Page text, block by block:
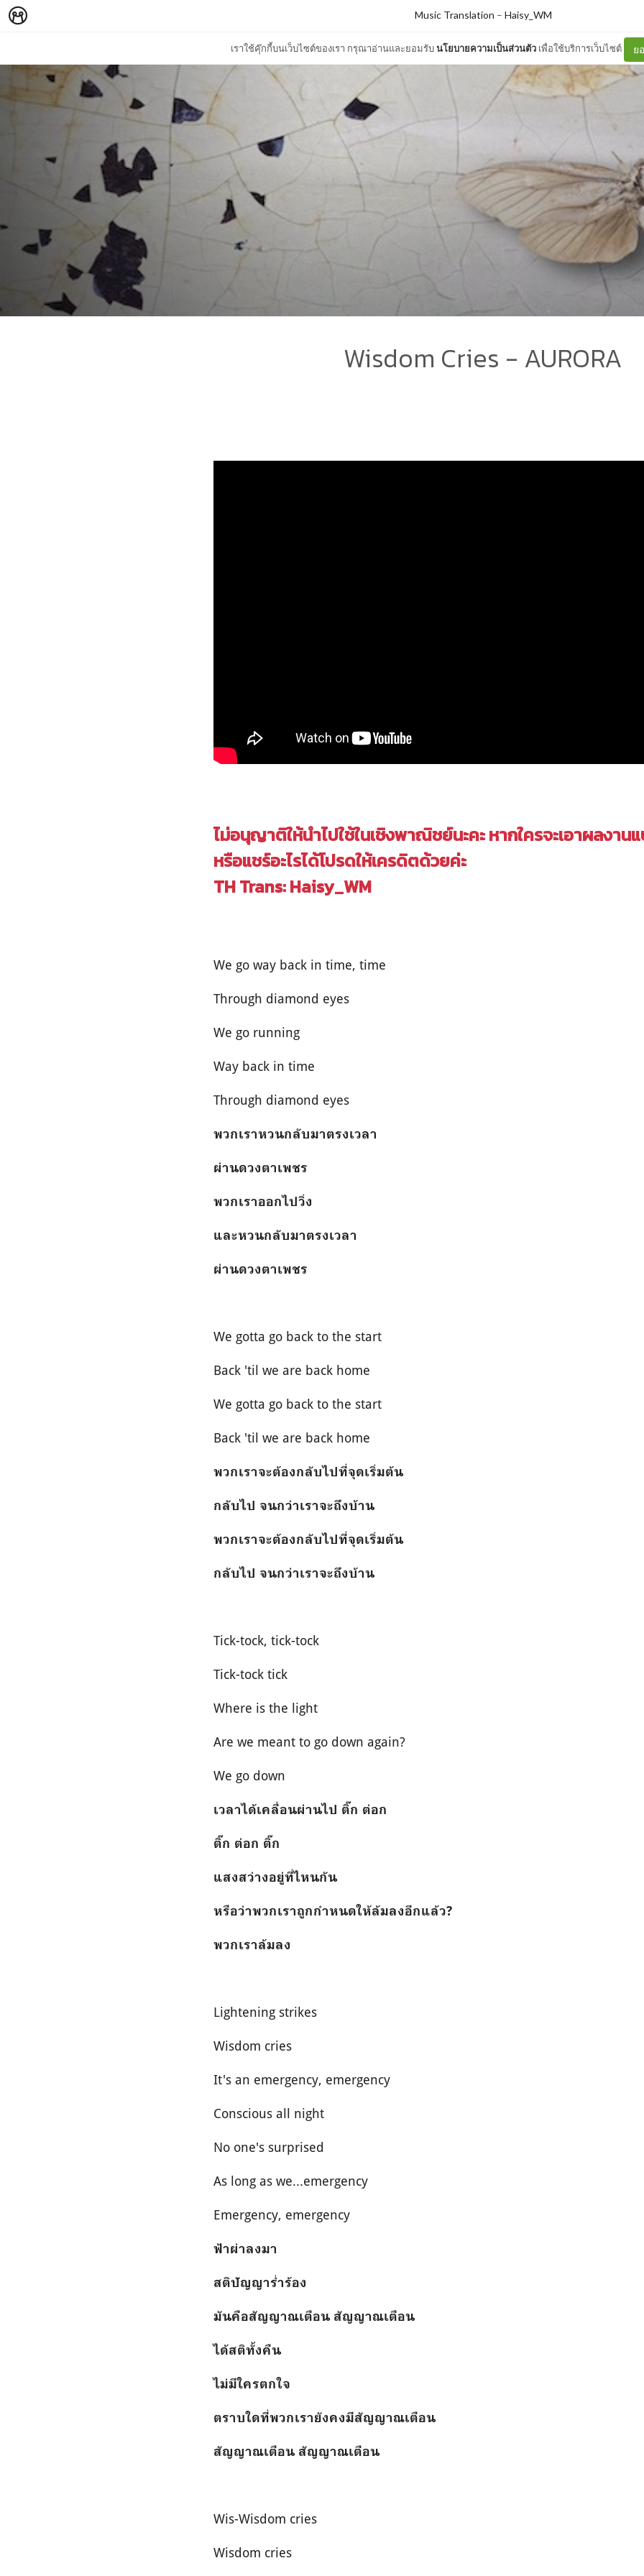
เราใช้คุ๊กกี้บนเว็บไซต์ของเรา กรุณาอ่านและยอมรับนโยบายความเป็นส่วนตัว เพื่อใช้บริการเว็บไซต์ ย
Music Translation – Haisy_WM
Wisdom Cries - AURORA
ไม่อนุญาติให้นำไปใช้ในเชิงพาณิชย์นะคะ หากใครจะเอาผลงาน
หรือแชร์อะไรได้โปรดให้เครดิตด้วยค่ะ
TH Trans: Haisy_WM
We go way back in time, time
Through diamond eyes
We go running
Way back in time
Through diamond eyes
พวกเราหวนกลับมาตรงเวลา
ผ่านดวงตาเพชร
พวกเราออกไปวิ่ง
และหวนกลับมาตรงเวลา
ผ่านดวงตาเพชร
We gotta go back to the start
Back 'til we are back home
We gotta go back to the start
Back 'til we are back home
พวกเราจะต้องกลับไปที่จุดเริ่มต้น
กลับไป จนกว่าเราจะถึงบ้าน
พวกเราจะต้องกลับไปที่จุดเริ่มต้น
กลับไป จนกว่าเราจะถึงบ้าน
Tick-tock, tick-tock
Tick-tock tick
Where is the light
Are we meant to go down again?
We go down
เวลาได้เคลื่อนผ่านไป ติ๊ก ต่อก
ติ๊ก ต่อก ติ๊ก
แสงสว่างอยู่ที่ไหนกัน
หรือว่าพวกเราถูกกำหนดให้ล้มลงอีกแล้ว?
พวกเราล้มลง
Lightening strikes
Wisdom cries
It's an emergency, emergency
Conscious all night
No one's surprised
As long as we...emergency
Emergency, emergency
ฟ้าผ่าลงมา
สติปัญญาร่ำร้อง
มันคือสัญญาณเตือน สัญญาณเตือน
ได้สติทั้งคืน
ไม่มีใครตกใจ
ตราบใดที่พวกเรายังคงมีสัญญาณเตือน
สัญญาณเตือน สัญญาณเตือน
Wis-Wisdom cries
Wisdom cries